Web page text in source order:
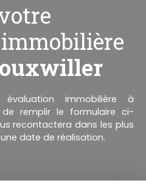
immobilière à
remplir le formulaire ci-
recontactera dans les plus
date de réalisation.